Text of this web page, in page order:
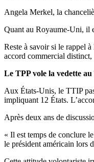
Angela Merkel, la
Quant au Royaume-Uni, il
Reste à savoir si le rappel
accord commercial
Le TPP vole la vedette
Aux États-Unis, le TTIP
impliquant 12 États.
Après deux ans de
« Il est temps de conclure
le président américain lors